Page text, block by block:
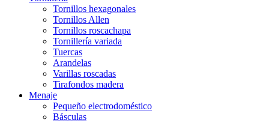
Tornillos hexagonales
Tornillos Allen
Tornillos roscachapa
Tornillería variada
Tuercas
Arandelas
Varillas roscadas
Tirafondos madera
Menaje
Pequeño electrodoméstico
Básculas